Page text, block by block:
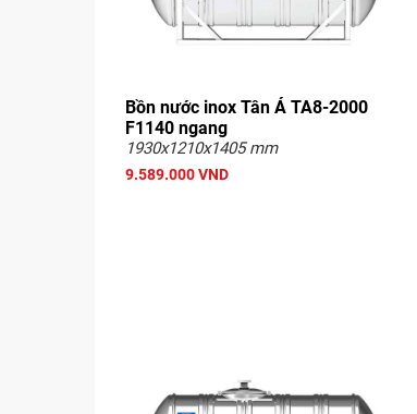
Bồn nước inox Tân Á TA8-2000
F1140 ngang
1930x1210x1405 mm
9.589.000 VND